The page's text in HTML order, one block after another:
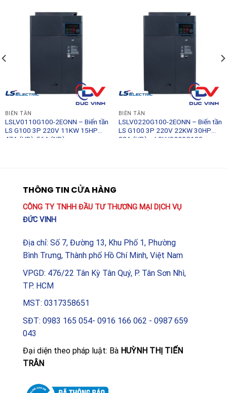
BIẾN TẦN
LSLV0110G100-2EONN – Biến tần
LS G100 3P 220V 11KW 15HP
47A (HD), 56A (ND) –
BIẾN TẦN
LSLV0220G100-2EONN – Biến tần
LS G100 3P 220V 22KW 30HP
88A (HD) – LSLV0220G100-
THÔNG TIN CỬA HÀNG
CÔNG TY TNHH ĐẦU TƯ THƯƠNG MẠI DỊCH VỤ
ĐỨC VINH
Địa chỉ: Số 7, Đường 13, Khu Phố 1, Phường
Bình Trưng, Thành phố Hồ Chí Minh, Việt Nam
VPGD: 476/22 Tân Kỳ Tân Quý, P. Tân Sơn Nhì,
TP. HCM
MST: 0317358651
SĐT: 0983 165 054- 0916 166 062 - 0987 659
043
Đại diện theo pháp luật: Bà HUỲNH THỊ TIẾN
TRÂN